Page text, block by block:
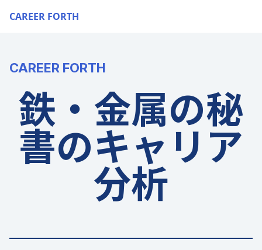
CAREER FORTH
CAREER FORTH
鉄・金属の秘
書のキャリア
分析